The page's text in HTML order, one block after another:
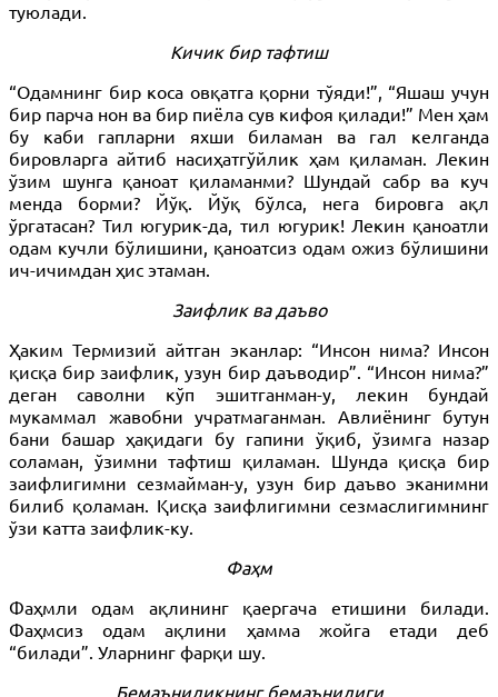
туюлади.
Кичик бир тафтиш
“Одамнинг бир коса овқатга қорни тўяди!”, “Яшаш учун
бир парча нон ва бир пиёла сув кифоя қилади!” Мен ҳам
бу каби гапларни яхши биламан ва гал келганда
бировларга айтиб насиҳатгўйлик ҳам қиламан. Лекин
ўзим шунга қаноат қиламанми? Шундай сабр ва куч
менда борми? Йўқ. Йўқ бўлса, нега бировга ақл
ўргатасан? Тил югурик-да, тил югурик! Лекин қаноатли
одам кучли бўлишини, қаноатсиз одам ожиз бўлишини
ич-ичимдан ҳис этаман.
Заифлик ва даъво
Ҳаким Термизий айтган эканлар: “Инсон нима? Инсон
қисқа бир заифлик, узун бир даъводир”. “Инсон нима?”
деган саволни кўп эшитганман-у, лекин бундай
мукаммал жавобни учратмаганман. Авлиёнинг бутун
бани башар ҳақидаги бу гапини ўқиб, ўзимга назар
соламан, ўзимни тафтиш қиламан. Шунда қисқа бир
заифлигимни сезмайман-у, узун бир даъво эканимни
билиб қоламан. Қисқа заифлигимни сезмаслигимнинг
ўзи катта заифлик-ку.
Фаҳм
Фаҳмли одам ақлининг қаергача етишини билади.
Фаҳмсиз одам ақлини ҳамма жойга етади деб
“билади”. Уларнинг фарқи шу.
Бемаъниликнинг бемаънилиги